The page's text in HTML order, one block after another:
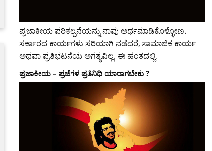
ಪ್ರಜಾಕೀಯ ಪರಿಕಲ್ಪನೆಯನ್ನು ನಾವು ಅರ್ಥಮಾಡಿಕೊಳ್ಳೋಣ.
ಸರ್ಕಾರದ ಕಾರ್ಯಗಳು ಸರಿಯಾಗಿ ನಡೆದರೆ, ಸಾಮಾಜಿಕ ಕಾರ್ಯ
ಅಥವಾ ಪ್ರತಿಭಟನೆಯ ಅಗತ್ಯವಿಲ್ಲ. ಈ ಹಂತದಲ್ಲಿ,
ಪ್ರಜಾಕೀಯ – ಪ್ರಜೆಗಳ ಪ್ರತಿನಿಧಿ ಯಾರಾಗಬೇಕು ?